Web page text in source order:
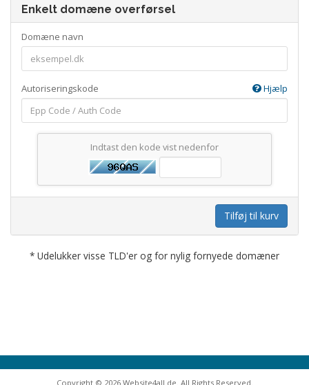
Enkelt domæne overførsel
Domæne navn
Autoriseringskode Hjælp
Indtast den kode vist nedenfor
Tilføj til kurv
* Udelukker visse TLD'er og for nylig fornyede domæner
Copyright © 2026 Website4all.de. All Rights Reserved.